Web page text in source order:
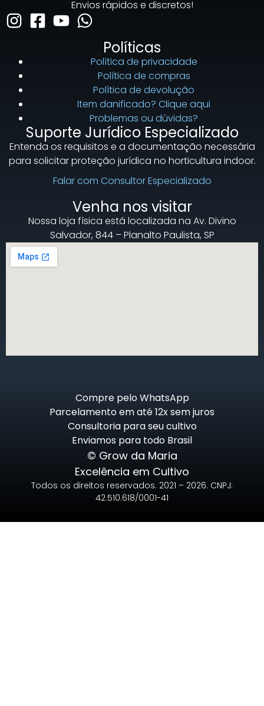
Envios rápidos e discretos!
Políticas
Política de privacidade
Política de compras
Política de devolução
Item danificado? Clique aqui
Problemas ou dúvidas?
Suporte Jurídico Especializado
Entenda os requisitos e a documentação necessária
para solicitar proteção jurídica no horticultura indoor.
Falar com Consultor Especializado
Venha nos visitar
Nossa loja física está localizada na Av. Divino
Salvador, 844 – Planalto Paulista, SP
Compre pelo WhatsApp
Parcelamento em até 12x sem juros
Consultoria para seu cultivo
Enviamos para todo Brasil
© Grow da Maria
Excelência em Cultivo
Todos os direitos reservados. 2021 – 2026. CNPJ:
42.510.618/0001-41